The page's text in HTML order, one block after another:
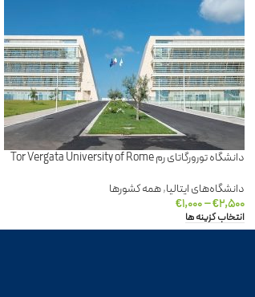
دانشگاه تورورگاتای رم Tor Vergata University of Rome
دانشگاه‌های ایتالیا,همه کشورها
€۲,۵۰۰ –
€۱,۰۰۰
انتخاب گزینه ها